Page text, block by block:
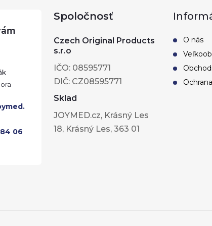
06
Spoločnosť
Czech Original Products
s.r.o
IČO: 08595771
DIČ: CZ08595771
Sklad
JOYMED.cz, Krásný Les
18, Krásný Les, 363 01
O nás